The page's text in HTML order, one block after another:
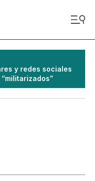
y redes sociales